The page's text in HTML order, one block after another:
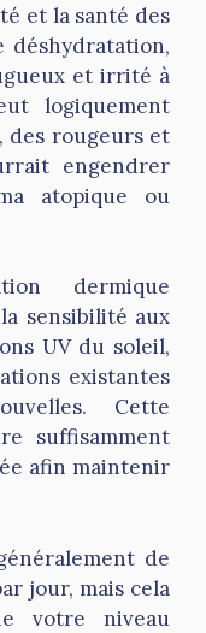
et la santé des
déshydratation,
et irrité à
logiquement
des rougeurs et
engendrer
atopique
ou
dermique
sensibilité aux
UV du soleil,
existantes
Cette
suffisamment
afin maintenir
de
jour, mais cela
votre niveau